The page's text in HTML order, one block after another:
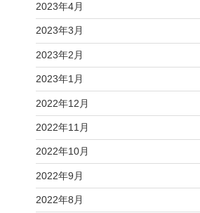
2023年4月
2023年3月
2023年2月
2023年1月
2022年12月
2022年11月
2022年10月
2022年9月
2022年8月